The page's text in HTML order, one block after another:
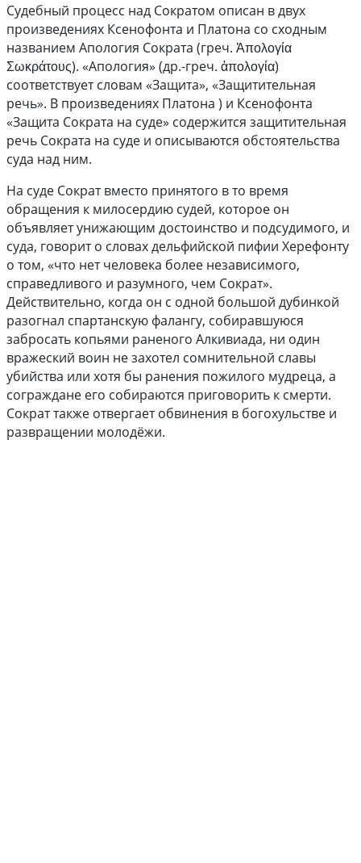
Судебный процесс над Сократом описан в двух
произведениях Ксенофонта и Платона со сходным
названием Апология Сократа (греч. Ἀπολογία
Σωκράτους). «Апология» (др.-греч. ἀπολογία)
соответствует словам «Защита», «Защитительная
речь». В произведениях Платона ) и Ксенофонта
«Защита Сократа на суде» содержится защитительная
речь Сократа на суде и описываются обстоятельства
суда над ним.
На суде Сократ вместо принятого в то время
обращения к милосердию судей, которое он
объявляет унижающим достоинство и подсудимого, и
суда, говорит о словах дельфийской пифии Херефонту
о том, «что нет человека более независимого,
справедливого и разумного, чем Сократ».
Действительно, когда он с одной большой дубинкой
разогнал спартанскую фалангу, собиравшуюся
забросать копьями раненого Алкивиада, ни один
вражеский воин не захотел сомнительной славы
убийства или хотя бы ранения пожилого мудреца, а
сограждане его собираются приговорить к смерти.
Сократ также отвергает обвинения в богохульстве и
развращении молодёжи.